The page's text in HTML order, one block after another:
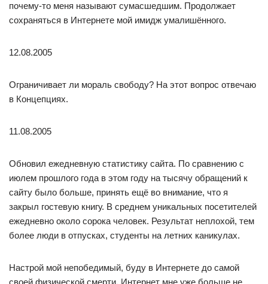
почему-то меня называют сумасшедшим. Продолжает
сохраняться в Интернете мой имидж умалишённого.
12.08.2005
Ограничивает ли мораль свободу? На этот вопрос отвечаю
в Концепциях.
11.08.2005
Обновил ежедневную статистику сайта. По сравнению с
июлем прошлого года в этом году на тысячу обращений к
сайту было больше, принять ещё во внимание, что я
закрыл гостевую книгу. В среднем уникальных посетителей
ежедневно около сорока человек. Результат неплохой, тем
более люди в отпусках, студенты на летних каникулах.
Настрой мой непобедимый, буду в Интернете до самой
своей физической смерти. Интернет мне уже больше не